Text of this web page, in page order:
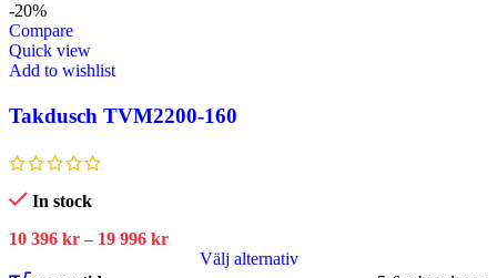
-20%
Compare
Quick view
Add to wishlist
Takdusch TVM2200-160
In stock
10 396 kr – 19 996 kr
Välj alternativ